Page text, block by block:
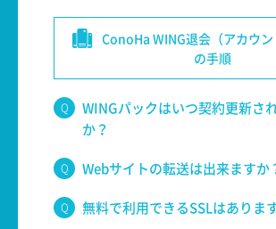
ConoHa WING退会（アカウン
の手順
WINGパックはいつ契約更新さ
か？
Webサイトの転送は出来ますか
無料で利用できるSSLはありま